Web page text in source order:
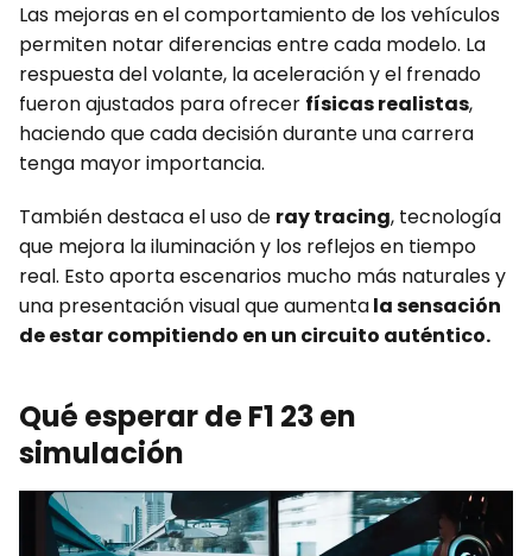
Las mejoras en el comportamiento de los vehículos
permiten notar diferencias entre cada modelo. La
respuesta del volante, la aceleración y el frenado
fueron ajustados para ofrecer físicas realistas,
haciendo que cada decisión durante una carrera
tenga mayor importancia.
También destaca el uso de ray tracing, tecnología
que mejora la iluminación y los reflejos en tiempo
real. Esto aporta escenarios mucho más naturales y
una presentación visual que aumentala sensación
de estar compitiendo en un circuito auténtico.
Qué esperar de F1 23 en
simulación